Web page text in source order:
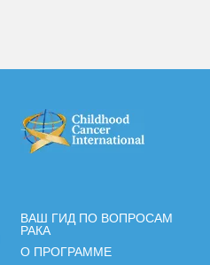
ВАШ ГИД ПО ВОПРОСАМ
РАКА
О ПРОГРАММЕ